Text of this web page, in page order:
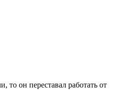
то он переставал работать от